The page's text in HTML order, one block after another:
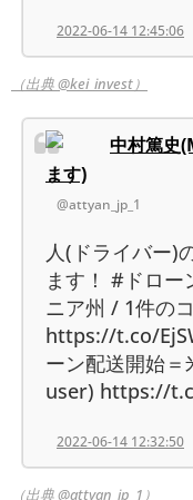
2022-06-14 12:45:06
（出典 @kei_invest）
中村篤史
ます)
@attyan_jp_1
人(ドライバー)
ます！ #ドロ
ニア州 / 1件の
https://t.co/
ーン配送開始＝
user) https://
2022-06-14 12:32:50
（出典 @attyan_jp_1）